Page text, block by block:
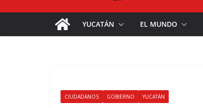
YUCATÁN EL MUNDO
CIUDADANOS GOBIERNO YUCATÁN